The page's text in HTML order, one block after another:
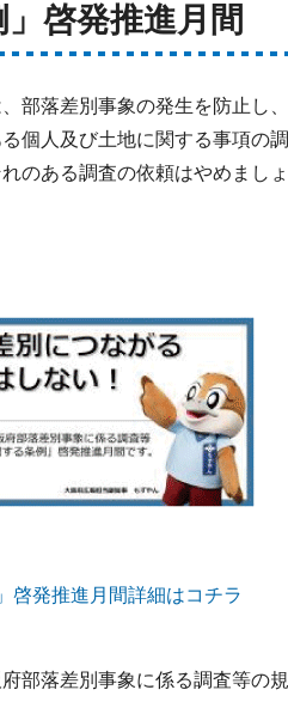
啓発推進月間
部落差別事象の発生を防止し、
個人及び土地に関する事項の調
のある調査の依頼はやめましょ
啓発推進月間詳細はコチラ
部落差別事象に係る調査等の規